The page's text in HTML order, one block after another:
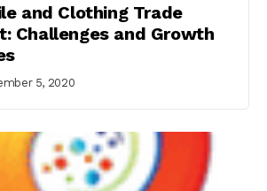
and Clothing Trade
Challenges and Growth
5, 2020